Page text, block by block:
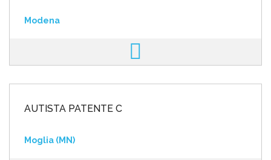
Modena
AUTISTA PATENTE C
Moglia (MN)